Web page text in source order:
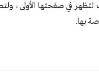
في صفحتها الأولى،
بها.